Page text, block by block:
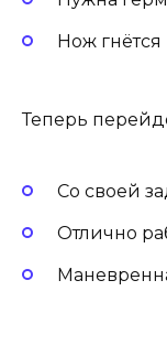
Нож гнётся
Теперь
Со своей
Отлично